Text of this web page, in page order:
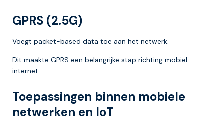
GPRS (2.5G)
Voegt packet-based data toe aan het netwerk.
Dit maakte GPRS een belangrijke stap richting mobiel
internet.
Toepassingen binnen mobiele
netwerken en IoT